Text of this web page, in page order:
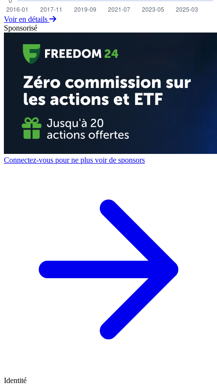
Voir en détails
Sponsorisé
Connectez-vous pour ne plus voir de sponsors
Identité